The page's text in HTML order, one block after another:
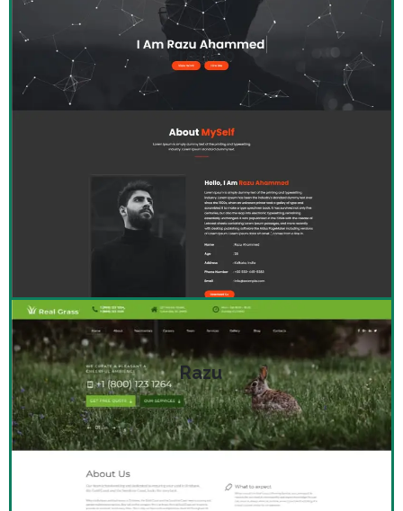
Profilab
Razu